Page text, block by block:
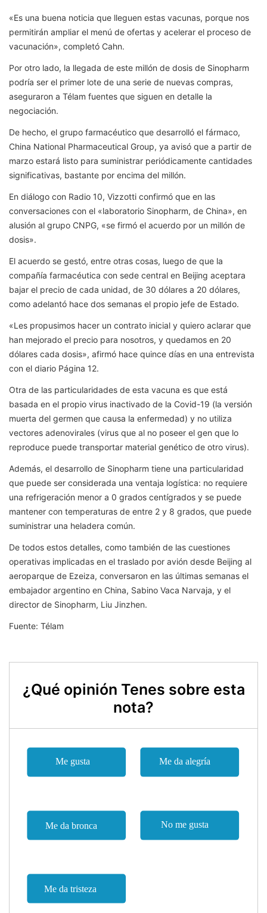
«Es una buena noticia que lleguen estas vacunas, porque nos
permitirán ampliar el menú de ofertas y acelerar el proceso de
vacunación», completó Cahn.
Por otro lado, la llegada de este millón de dosis de Sinopharm
podría ser el primer lote de una serie de nuevas compras,
aseguraron a Télam fuentes que siguen en detalle la
negociación.
De hecho, el grupo farmacéutico que desarrolló el fármaco,
China National Pharmaceutical Group, ya avisó que a partir de
marzo estará listo para suministrar periódicamente cantidades
significativas, bastante por encima del millón.
En diálogo con Radio 10, Vizzotti confirmó que en las
conversaciones con el «laboratorio Sinopharm, de China», en
alusión al grupo CNPG, «se firmó el acuerdo por un millón de
dosis».
El acuerdo se gestó, entre otras cosas, luego de que la
compañía farmacéutica con sede central en Beijing aceptara
bajar el precio de cada unidad, de 30 dólares a 20 dólares,
como adelantó hace dos semanas el propio jefe de Estado.
«Les propusimos hacer un contrato inicial y quiero aclarar que
han mejorado el precio para nosotros, y quedamos en 20
dólares cada dosis», afirmó hace quince días en una entrevista
con el diario Página 12.
Otra de las particularidades de esta vacuna es que está
basada en el propio virus inactivado de la Covid-19 (la versión
muerta del germen que causa la enfermedad) y no utiliza
vectores adenovirales (virus que al no poseer el gen que lo
reproduce puede transportar material genético de otro virus).
Además, el desarrollo de Sinopharm tiene una particularidad
que puede ser considerada una ventaja logística: no requiere
una refrigeración menor a 0 grados centígrados y se puede
mantener con temperaturas de entre 2 y 8 grados, que puede
suministrar una heladera común.
De todos estos detalles, como también de las cuestiones
operativas implicadas en el traslado por avión desde Beijing al
aeroparque de Ezeiza, conversaron en las últimas semanas el
embajador argentino en China, Sabino Vaca Narvaja, y el
director de Sinopharm, Liu Jinzhen.
Fuente: Télam
¿Qué opinión Tenes sobre esta
nota?